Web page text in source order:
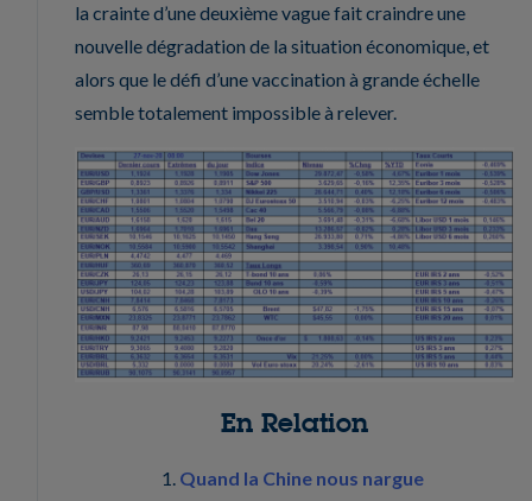
la crainte d’une deuxième vague fait craindre une
nouvelle dégradation de la situation économique, et
alors que le défi d’une vaccination à grande échelle
semble totalement impossible à relever.
En Relation
Quand la Chine nous nargue